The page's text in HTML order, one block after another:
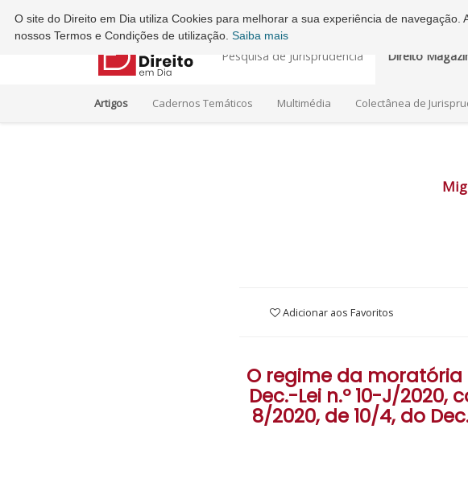
Ordem dos Advogados - Conselho Regional do Porto
Pesquisa de Jurisprudência Direito
Artigos Cadernos Temáticos Multimédia Colectânea de
Adicionar aos Favoritos
O regime da
Dec.-Lei n.º 10-J/
8/2020, de 10/4, do
O site do Direito em Dia utiliza Cookies para melhorar a sua experiência de
nossos Termos e Condições de utilização. Saiba mais